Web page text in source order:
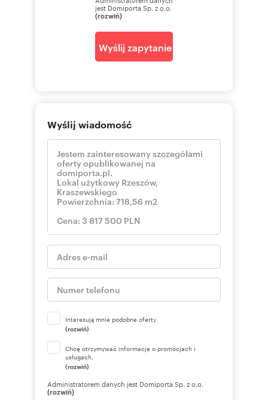
jest Domiporta Sp. z o.o.
(rozwiń)
Wyślij zapytanie
Wyślij wiadomość
Interesują mnie podobne oferty
(rozwiń)
Chcę otrzymywać informacje o promocjach i
usługach.
(rozwiń)
Administratorem danych jest Domiporta Sp. z o.o.
(rozwiń)